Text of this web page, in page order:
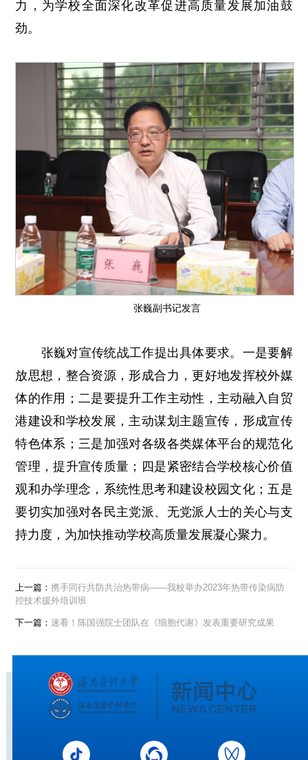
力，为学校全面深化改革促进高质量发展加油鼓
劲。
张巍副书记发言
张巍对宣传统战工作提出具体要求。一是要解
放思想，整合资源，形成合力，更好地发挥校外媒
体的作用；二是要提升工作主动性，主动融入自贸
港建设和学校发展，主动谋划主题宣传，形成宣传
特色体系；三是加强对各级各类媒体平台的规范化
管理，提升宣传质量；四是紧密结合学校核心价值
观和办学理念，系统性思考和建设校园文化；五是
要切实加强对各民主党派、无党派人士的关心与支
持力度，为加快推动学校高质量发展凝心聚力。
上一篇：携手同行共防共治热带病——我校举办2023年热带传染病防
控技术援外培训班
下一篇：速看！陈国强院士团队在《细胞代谢》发表重要研究成果